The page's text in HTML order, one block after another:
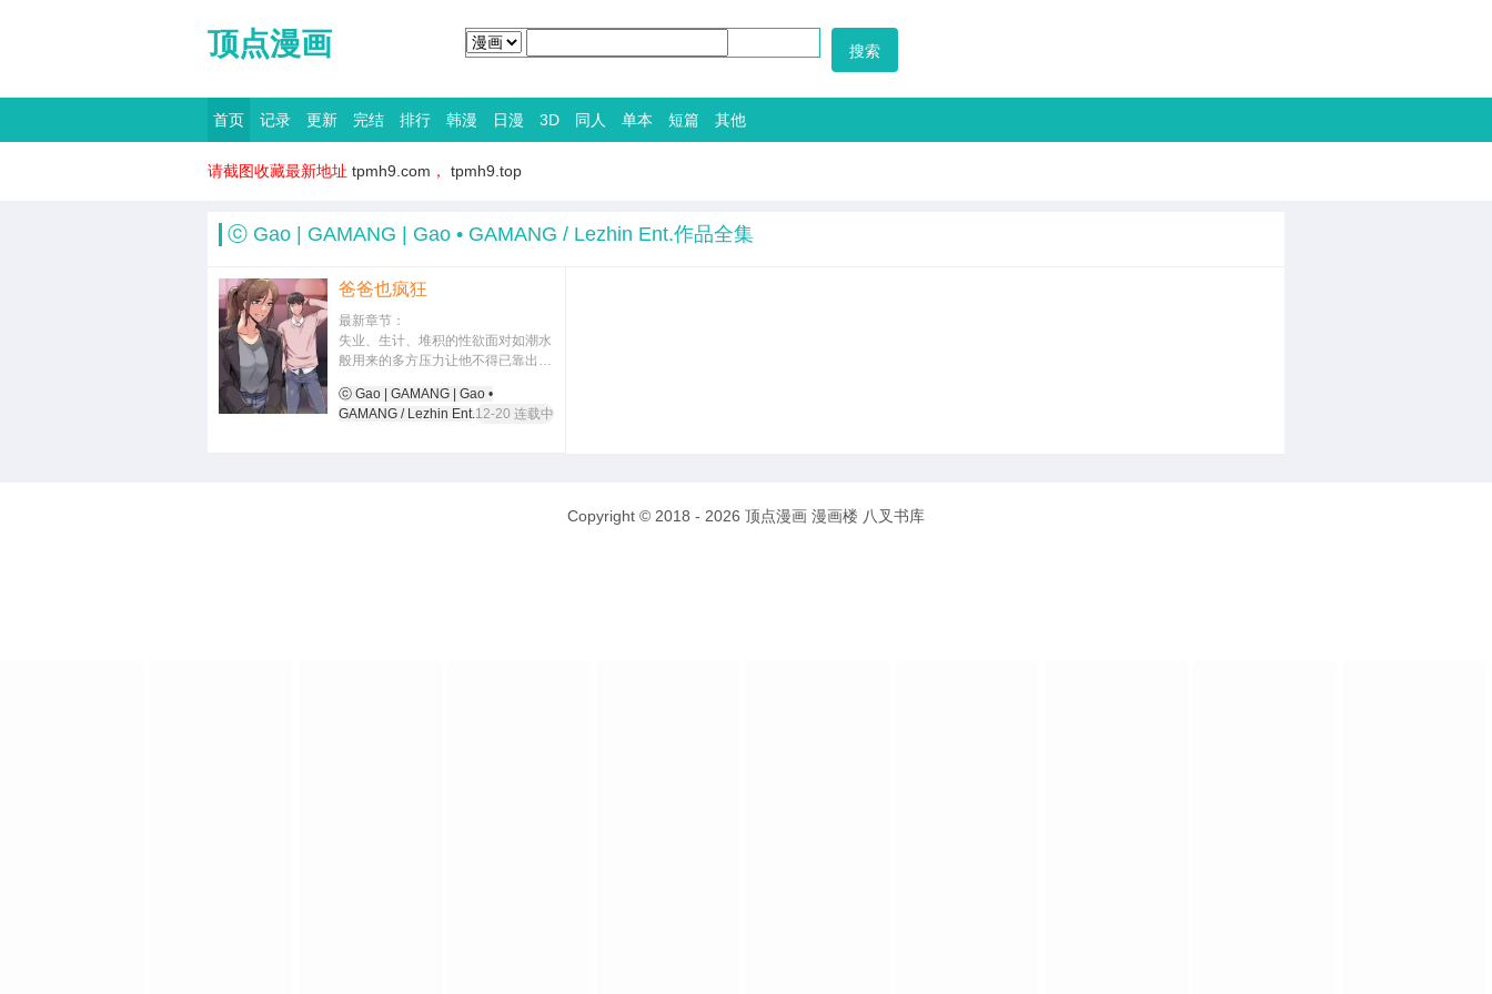
顶点漫画
首页 记录 更新 完结 排行 韩漫 日漫 3D 同人 单本 短篇 其他
请截图收藏最新地址 tpmh9.com ， tpmh9.top
ⓒ Gao | GAMANG | Gao • GAMANG / Lezhin Ent.作品全集
爸爸也疯狂
最新章节：
失业、生计、堆积的性欲面对如潮水
般用来的多方压力让他不得已靠出轨
ⓒ Gao | GAMANG | Gao •
GAMANG / Lezhin Ent.12-20 连载中
Copyright © 2018 - 2026 顶点漫画 漫画楼 八叉书库